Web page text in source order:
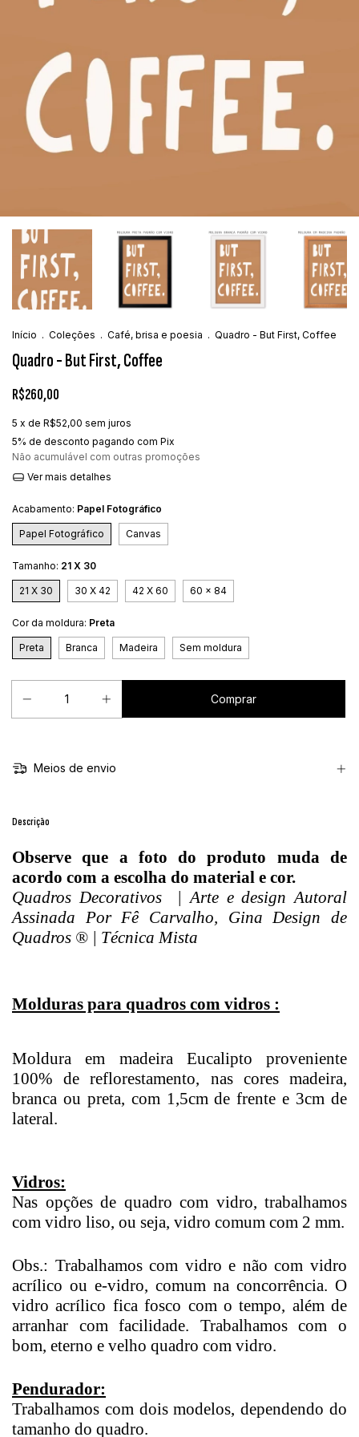
Início . Coleções . Café, brisa e poesia . Quadro - But First, Coffee
Quadro - But First, Coffee
R$260,00
5 x de R$52,00 sem juros
5% de desconto pagando com Pix
Não acumulável com outras promoções
Ver mais detalhes
Acabamento: Papel Fotográfico
Papel Fotográfico Canvas
Tamanho: 21 X 30
21 X 30 30 X 42 42 X 60 60 x 84
Cor da moldura: Preta
Preta Branca Madeira Sem moldura
Meios de envio
Descrição
Observe que a foto do produto muda de
acordo com a escolha do material e cor.
Quadros Decorativos | Arte e design Autoral
Assinada Por Fê Carvalho, Gina Design de
Quadros ® | Técnica Mista
Molduras para quadros com vidros :
Moldura em madeira Eucalipto proveniente
100% de reflorestamento, nas cores madeira,
branca ou preta, com 1,5cm de frente e 3cm de
lateral.
Vidros:
Nas opções de quadro com vidro, trabalhamos
com vidro liso, ou seja, vidro comum com 2 mm.
Obs.: Trabalhamos com vidro e não com vidro
acrílico ou e-vidro, comum na concorrência. O
vidro acrílico fica fosco com o tempo, além de
arranhar com facilidade. Trabalhamos com o
bom, eterno e velho quadro com vidro.
Pendurador:
Trabalhamos com dois modelos, dependendo do
tamanho do quadro.